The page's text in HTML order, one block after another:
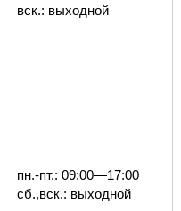
вск.: выходной
пн.-пт.: 09:00—17:00
сб.,вск.: выходной